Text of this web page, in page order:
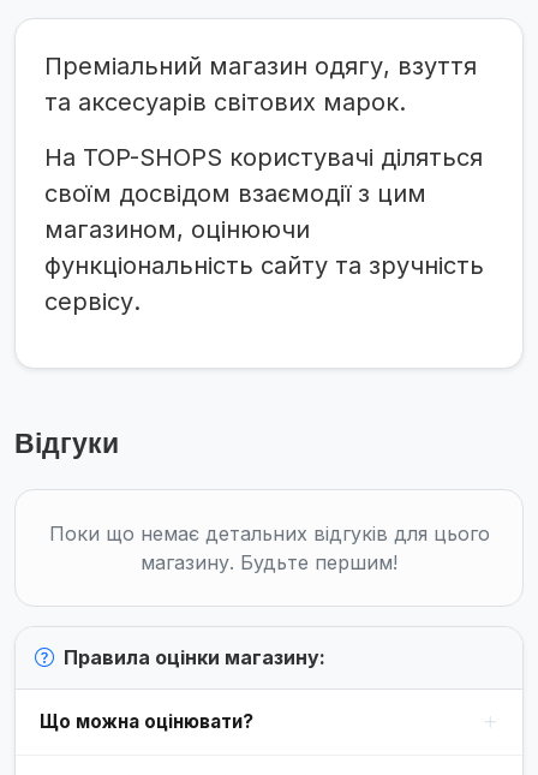
Преміальний магазин одягу, взуття
та аксесуарів світових марок.
На TOP-SHOPS користувачі діляться
своїм досвідом взаємодії з цим
магазином, оцінюючи
функціональність сайту та зручність
сервісу.
Відгуки
Поки що немає детальних відгуків для цього
магазину. Будьте першим!
Правила оцінки магазину:
Що можна оцінювати?